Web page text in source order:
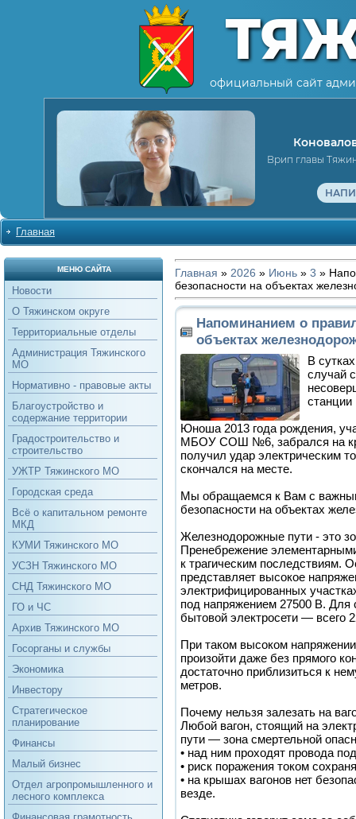
официальный сайт
Врип главы
Главная
МЕНЮ САЙТА
Новости
О Тяжинском округе
Территориальные отделы
Администрация Тяжинского
МО
Нормативно - правовые акты
Благоустройство и
содержание территории
Градостроительство и
строительство
УЖТР Тяжинского МО
Городская среда
Всё о капитальном ремонте
МКД
КУМИ Тяжинского МО
УСЗН Тяжинского МО
СНД Тяжинского МО
ГО и ЧС
Архив Тяжинского МО
Госорганы и службы
Экономика
Инвестору
Стратегическое
планирование
Финансы
Малый бизнес
Отдел агропромышленного и
лесного комплекса
Главная » 2026 » Июнь » 3 »
безопасности на объектах
Напоминанием о
объектах
В
случай
станции
Юноша 2013 года рождения,
МБОУ СОШ №6, забрался на
получил удар электрическим
скончался на месте.
Мы обращаемся к Вам с
безопасности на объектах
Железнодорожные пути - это
Пренебрежение
к трагическим последствиям.
представляет высокое
электрифицированных
под напряжением 27500 В. Для
бытовой электросети — всего
При таком высоком
произойти даже без прямого
достаточно приблизиться к
метров.
Почему нельзя залезать на
Любой вагон, стоящий на
пути — зона смертельной
• над ним проходят провода
• риск поражения током
• на крышах вагонов нет
везде.